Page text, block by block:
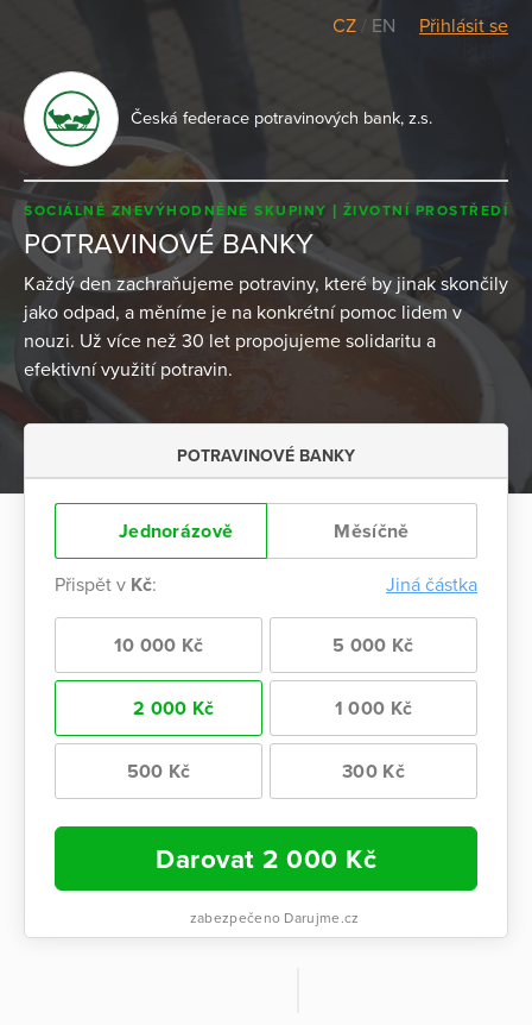
CZ / EN Přihlásit se
Česká federace potravinových bank, z.s.
SOCIÁLNĚ ZNEVÝHODNĚNÉ SKUPINY ŽIVOTNÍ PROSTŘEDÍ
POTRAVINOVÉ BANKY
Každý den zachraňujeme potraviny, které by jinak skončily
jako odpad, a měníme je na konkrétní pomoc lidem v
nouzi. Už více než 30 let propojujeme solidaritu a
efektivní využití potravin.
POTRAVINOVÉ BANKY
Jednorázově Měsíčně
Přispět v Kč: Jiná částka
10 000 Kč 5 000 Kč
2 000 Kč 1 000 Kč
500 Kč 300 Kč
Darovat 2 000 Kč
zabezpečeno Darujme.cz